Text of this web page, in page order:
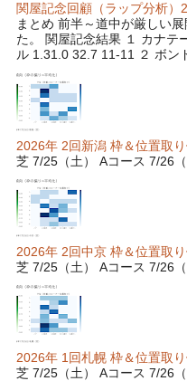
関屋記念回顧（ラップ分析）
まとめ 前半～道中が厳しい
た。 関屋記念結果 １ カナテ
ル 1.31.0 32.7 11-11 ２ ボン
2026年 2回新潟 枠＆位置取
芝 7/25（土） Aコース 7/26
2026年 2回中京 枠＆位置取
芝 7/25（土） Aコース 7/26
2026年 1回札幌 枠＆位置取
芝 7/25（土） Aコース 7/26